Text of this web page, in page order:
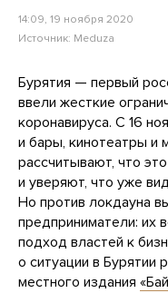
14:09, 19 ноября 2020
Источник: Meduza
Бурятия — первый
ввели жесткие
коронавируса. С 16
и бары, кинотеатры и
рассчитывают, что
и уверяют, что уже
Но против локдауна
предприниматели: их
подход властей к
о ситуации в Бурятии
местного издания